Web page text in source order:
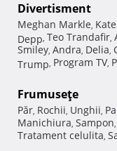
Divertisment
Meghan Markle,
Depp, Teo Trandafir,
Smiley, Andra, Delia,
Trump, Program TV,
Frumuseţe
Păr, Rochii, Unghii,
Manichiura, Sampon,
Tratament celulita,